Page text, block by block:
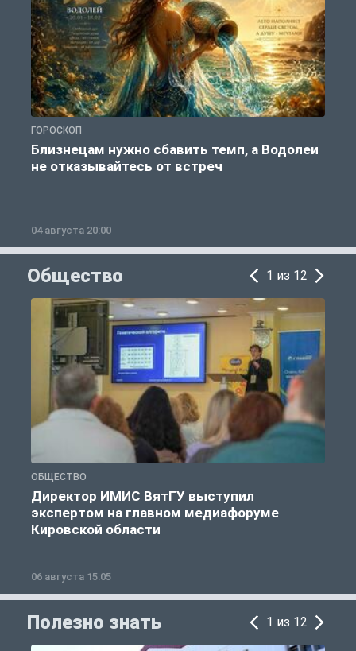
ГОРОСКОП
Близнецам нужно сбавить темп, а Водолеи
не отказывайтесь от встреч
04 августа 20:00
Общество 1 из 12
ОБЩЕСТВО
Директор ИМИС ВятГУ выступил
экспертом на главном медиафоруме
Кировской области
06 августа 15:05
Полезно знать 1 из 12